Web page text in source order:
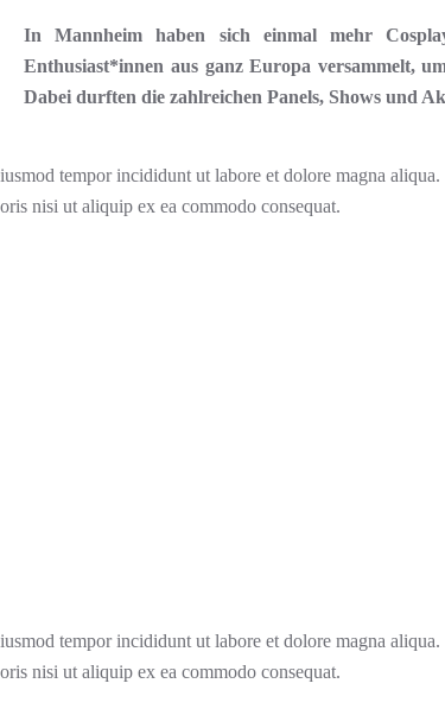
In Mannheim haben sich einmal mehr
Enthusiast*innen aus ganz Europa versammelt,
Dabei durften die zahlreichen Panels, Shows und
tempor incididunt ut labore et dolore magna aliqua.
nisi ut aliquip ex ea commodo consequat.
tempor incididunt ut labore et dolore magna aliqua.
nisi ut aliquip ex ea commodo consequat.